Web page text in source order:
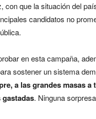
con que la situación del
candidatos no
en esta campaña,
sostener un sistema
a las grandes masas
. Ninguna